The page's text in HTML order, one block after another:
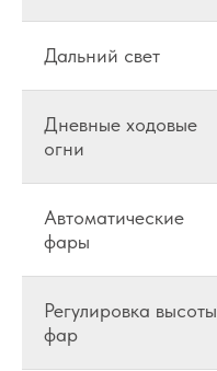
Дальний свет
Дневные ходовые
огни
Автоматические
фары
Регулировка высоты
фар